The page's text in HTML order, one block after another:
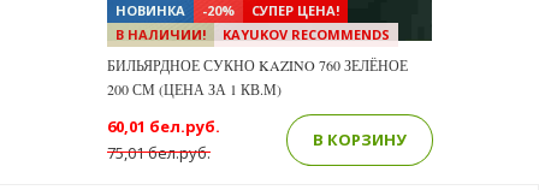
НОВИНКА -20%
СУПЕР ЦЕНА!
В НАЛИЧИИ!
KAYUKOV RECOMMENDS
БИЛЬЯРДНОЕ СУКНО KAZINO 760 ЗЕЛЁНОЕ
200 СМ (ЦЕНА ЗА 1 КВ.М)
75,01 бел.руб.
60,01 бел.руб.
В КОРЗИНУ